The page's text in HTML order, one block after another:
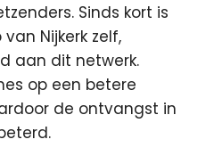
Sinds kort is
Nijkerk zelf,
aan dit netwerk.
op een betere
de ontvangst in